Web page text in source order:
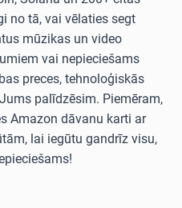
no tā, vai vēlaties segt
mūzikas un video
vai nepieciešams
preces, tehnoloģiskās
palīdzēsim. Piemēram,
Amazon dāvanu karti ar
lai iegūtu gandrīz visu,